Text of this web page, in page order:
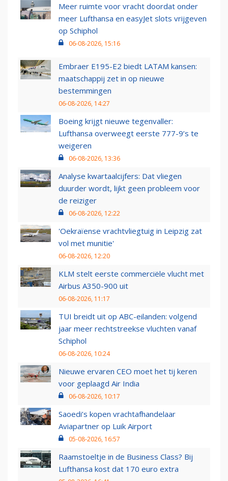
Meer ruimte voor vracht doordat onder
meer Lufthansa en easyJet slots vrijgeven
op Schiphol
06-08-2026, 15:16
Embraer E195-E2 biedt LATAM kansen:
maatschappij zet in op nieuwe
bestemmingen
06-08-2026, 14:27
Boeing krijgt nieuwe tegenvaller:
Lufthansa overweegt eerste 777-9’s te
weigeren
06-08-2026, 13:36
Analyse kwartaalcijfers: Dat vliegen
duurder wordt, lijkt geen probleem voor
de reiziger
06-08-2026, 12:22
'Oekraïense vrachtvliegtuig in Leipzig zat
vol met munitie'
06-08-2026, 12:20
KLM stelt eerste commerciële vlucht met
Airbus A350-900 uit
06-08-2026, 11:17
TUI breidt uit op ABC-eilanden: volgend
jaar meer rechtstreekse vluchten vanaf
Schiphol
06-08-2026, 10:24
Nieuwe ervaren CEO moet het tij keren
voor geplaagd Air India
06-08-2026, 10:17
Saoedi’s kopen vrachtafhandelaar
Aviapartner op Luik Airport
05-08-2026, 16:57
Raamstoeltje in de Business Class? Bij
Lufthansa kost dat 170 euro extra